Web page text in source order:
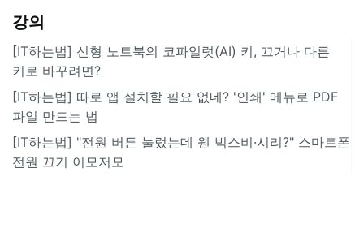
강의
[IT하는법] 신형 노트북의 코파일럿(AI) 키, 끄거나 다른
키로 바꾸려면?
[IT하는법] 따로 앱 설치할 필요 없네? '인쇄' 메뉴로 PDF
파일 만드는 법
[IT하는법] "전원 버튼 눌렀는데 웬 빅스비·시리?" 스마트폰
전원 끄기 이모저모